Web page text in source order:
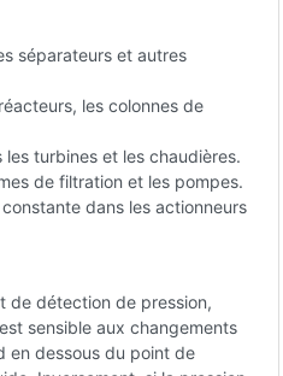
séparateurs et autres
les colonnes de
turbines et les chaudières.
de filtration et les pompes.
dans les actionneurs
de détection de pression,
sensible aux changements
en dessous du point de